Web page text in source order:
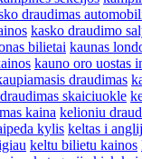
draudimas
kasko draudimo
bilietai kaunas
kauno oro uostas
draudimas
skaiciuokle
kaina kelioniu
kylis keltas i
keltu bilietu kainos